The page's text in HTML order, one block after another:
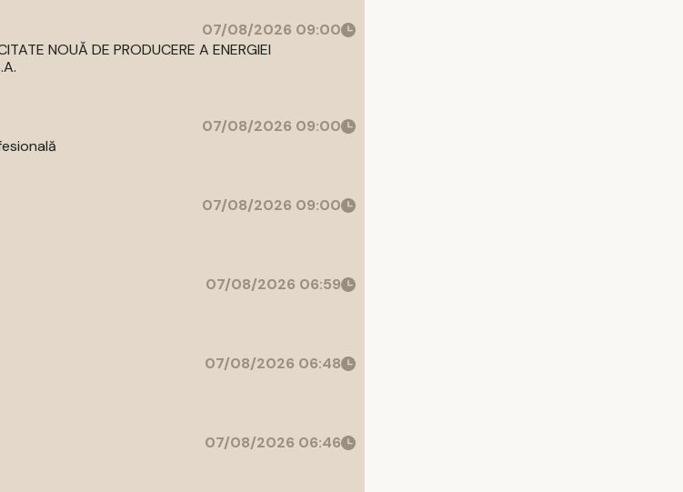
07/08/2026 09:00
NOUĂ DE PRODUCERE A ENERGIEI
07/08/2026 09:00
07/08/2026 09:00
07/08/2026 06:59
07/08/2026 06:48
07/08/2026 06:46